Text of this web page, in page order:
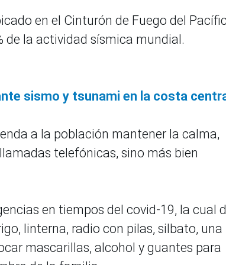
en el Cinturón de Fuego del
de la actividad sísmica mundial.
sismo y tsunami en la costa
a la población mantener la calma,
telefónicas, sino más bien
en tiempos del covid-19, la cual
linterna, radio con pilas, silbato, una
mascarillas, alcohol y guantes para